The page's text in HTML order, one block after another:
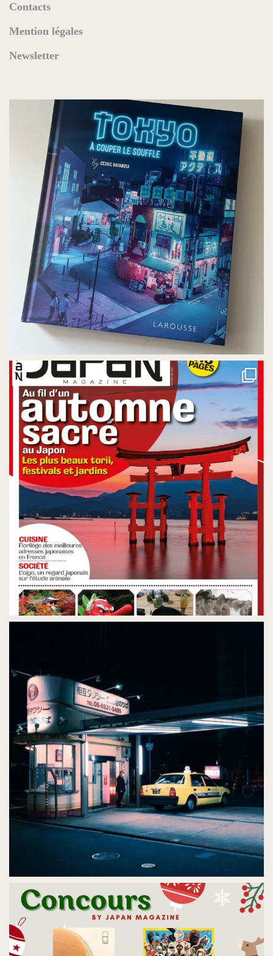
Contacts
Mention légales
Newsletter